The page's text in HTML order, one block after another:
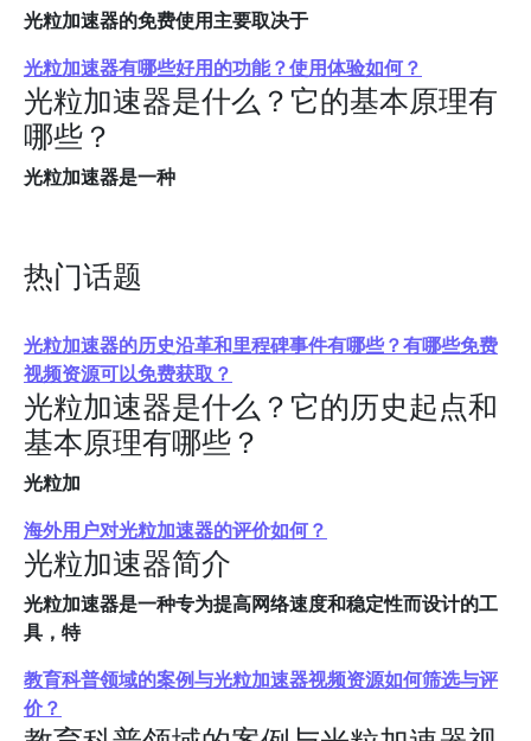
光粒加速器的免费使用主要取决于
光粒加速器有哪些好用的功能？使用体验如何？
光粒加速器是什么？它的基本原理有
哪些？
光粒加速器是一种
热门话题
光粒加速器的历史沿革和里程碑事件有哪些？有哪些免费
视频资源可以免费获取？
光粒加速器是什么？它的历史起点和
基本原理有哪些？
光粒加
海外用户对光粒加速器的评价如何？
光粒加速器简介
光粒加速器是一种专为提高网络速度和稳定性而设计的工
具，特
教育科普领域的案例与光粒加速器视频资源如何筛选与评
价？